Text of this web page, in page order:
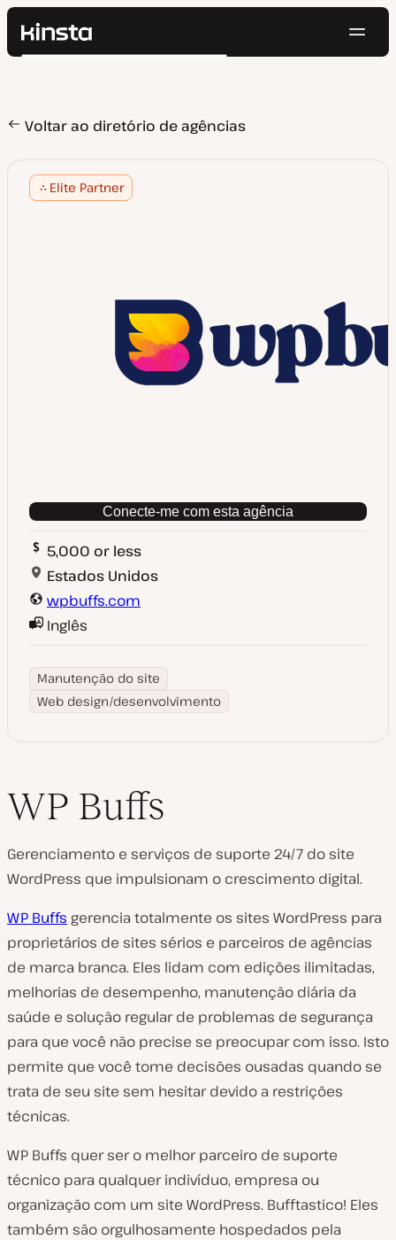
Kinsta®
Preços
Contato
Pesquisar
Voltar ao diretório de agências
Elite Partner
Conecte-me com esta agência
5,000 or less
Estados Unidos
wpbuffs.com
Inglês
Manutenção do site
Web design/desenvolvimento
WP Buffs
Gerenciamento e serviços de suporte 24/7 do site
WordPress que impulsionam o crescimento digital.
WP Buffs gerencia totalmente os sites WordPress para
proprietários de sites sérios e parceiros de agências
de marca branca. Eles lidam com edições ilimitadas,
melhorias de desempenho, manutenção diária da
saúde e solução regular de problemas de segurança
para que você não precise se preocupar com isso. Isto
permite que você tome decisões ousadas quando se
trata de seu site sem hesitar devido a restrições
técnicas.
WP Buffs quer ser o melhor parceiro de suporte
técnico para qualquer indivíduo, empresa ou
organização com um site WordPress. Bufftastico! Eles
também são orgulhosamente hospedados pela